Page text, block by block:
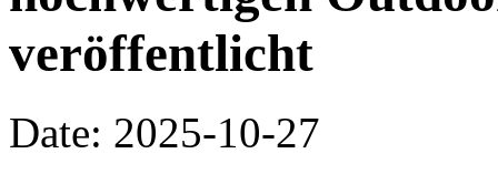
veröffentlicht
Date: 2025-10-27